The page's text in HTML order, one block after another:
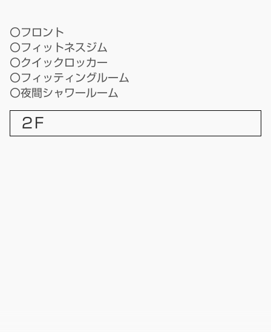
〇フロント
〇フィットネスジム
〇クイックロッカー
〇フィッティングルーム
〇夜間シャワールーム
２F